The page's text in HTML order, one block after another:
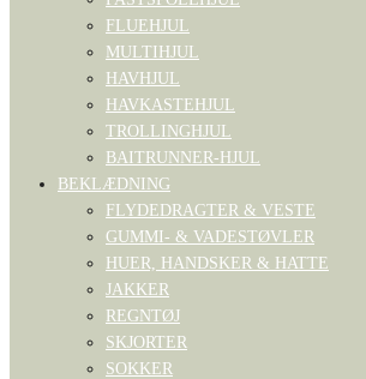
FLUEHJUL
MULTIHJUL
HAVHJUL
HAVKASTEHJUL
TROLLINGHJUL
BAITRUNNER-HJUL
BEKLÆDNING
FLYDEDRAGTER & VESTE
GUMMI- & VADESTØVLER
HUER, HANDSKER & HATTE
JAKKER
REGNTØJ
SKJORTER
SOKKER